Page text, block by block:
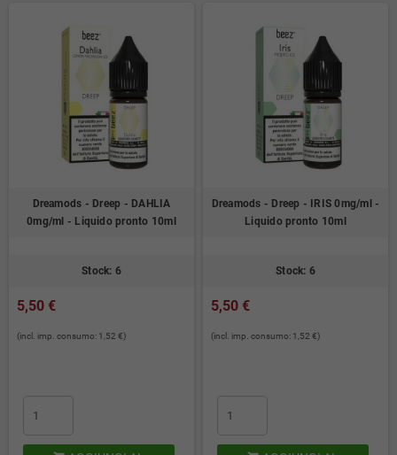
Dreamods - Dreep - DAHLIA
0mg/ml - Liquido pronto 10ml
Stock: 6
5,50 €
(incl. imp. consumo: 1,52 €)
Dreamods - Dreep - IRIS 0mg/ml -
Liquido pronto 10ml
Stock: 6
5,50 €
(incl. imp. consumo: 1,52 €)